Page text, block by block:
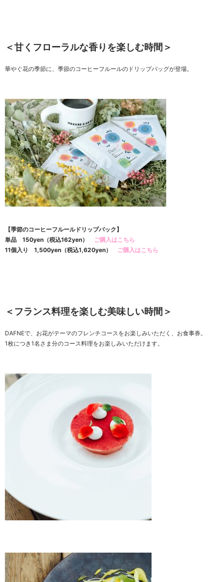
＜甘くフローラルな香りを楽しむ時間＞
華やぐ花の季節に、季節のコーヒーフルールのドリップバッグが登場。
【季節のコーヒーフルールドリップバック】
単品 150yen（税込162yen） ご購入はこちら
11個入り 1,500yen（税込1,620yen） ご購入はこちら
＜フランス料理を楽しむ美味しい時間＞
DAFNEで、お花がテーマのフレンチコースをお楽しみいただく、お食事券。
1枚につき1名さま分のコース料理をお楽しみいただけます。